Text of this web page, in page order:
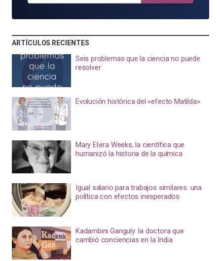
ARTÍCULOS RECIENTES
Seis problemas que la ciencia no puede
resolver
Evolución histórica del «efecto Matilda»
Mary Elvira Weeks, la científica que
humanizó la historia de la química
Igual salario para trabajos similares: una
política con efectos inesperados
Kadambini Ganguly: la doctora que
cambió conciencias en la India